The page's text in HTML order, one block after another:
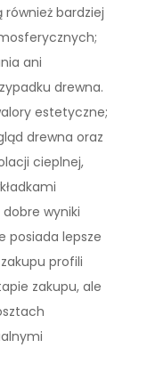
bardziej
ani
drewna.
estetyczne;
drewna oraz
cieplnej,
wyniki
posiada lepsze
profili
zakupu, ale